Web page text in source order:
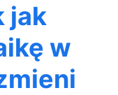
jak
w